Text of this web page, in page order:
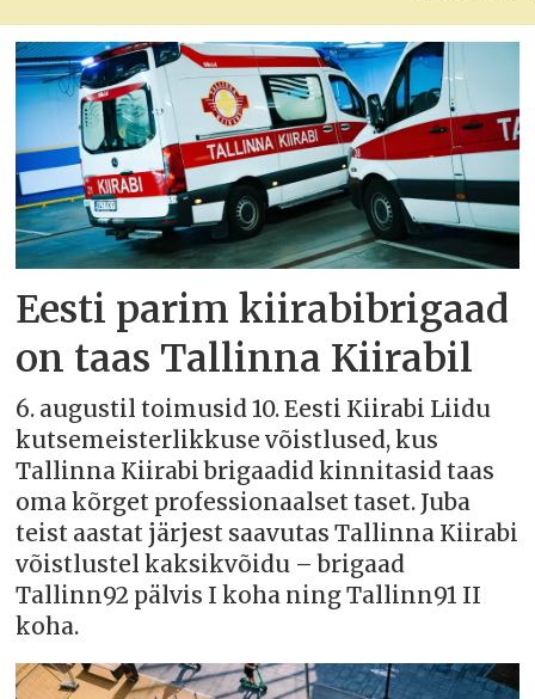
Eesti parim kiirabibrigaad
on taas Tallinna Kiirabil
6. augustil toimusid 10. Eesti Kiirabi Liidu
kutsemeisterlikkuse võistlused, kus
Tallinna Kiirabi brigaadid kinnitasid taas
oma kõrget professionaalset taset. Juba
teist aastat järjest saavutas Tallinna Kiirabi
võistlustel kaksikvõidu – brigaad
Tallinn92 pälvis I koha ning Tallinn91 II
koha.